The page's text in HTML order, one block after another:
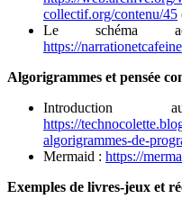
collectif.org/contenu/45
Le schéma
https://
Algorigrammes et pensée
Introduction
https://
algorigrammes-de-
Mermaid : https://
Exemples de livres-jeux et